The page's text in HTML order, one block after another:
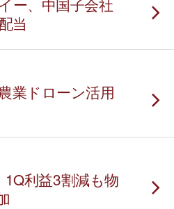
ー、中国子会社
当
業ドローン活用
1Q利益3割減も物